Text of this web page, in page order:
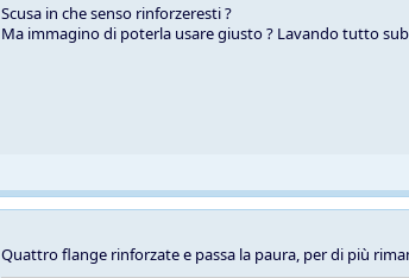
Scusa in che senso rinforzeresti ?
Ma immagino di poterla usare giusto ? Lavando tutto
Quattro flange rinforzate e passa la paura, per di più